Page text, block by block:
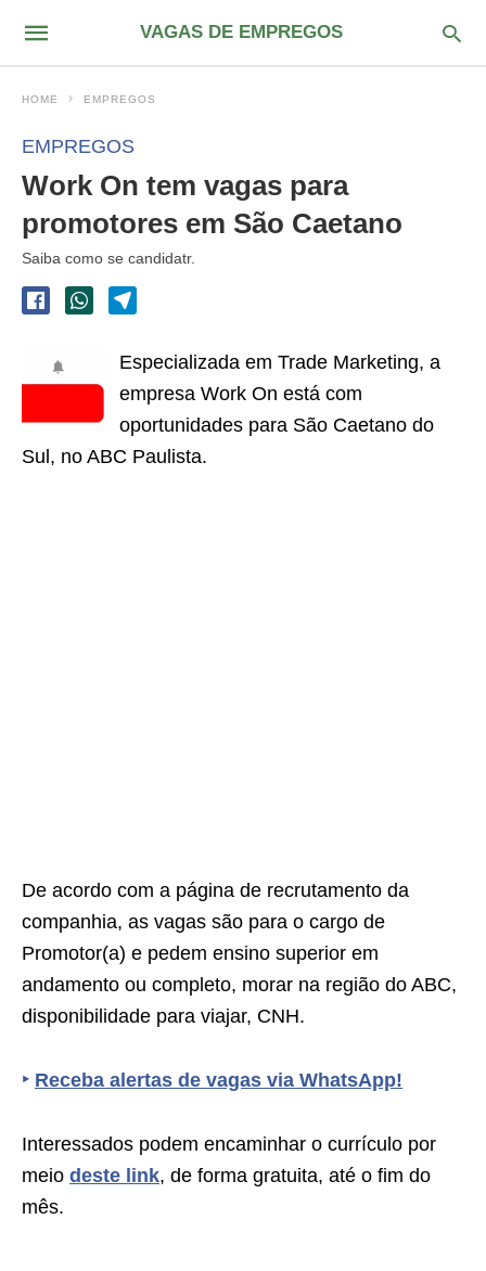
VAGAS DE EMPREGOS
HOME EMPREGOS
EMPREGOS
Work On tem vagas para
promotores em São Caetano
Saiba como se candidatr.
Especializada em Trade Marketing, a
empresa Work On está com
oportunidades para São Caetano do
Sul, no ABC Paulista.
De acordo com a página de recrutamento da
companhia, as vagas são para o cargo de
Promotor(a) e pedem ensino superior em
andamento ou completo, morar na região do ABC,
disponibilidade para viajar, CNH.
‣ Receba alertas de vagas via WhatsApp!
Interessados podem encaminhar o currículo por
meio deste link, de forma gratuita, até o fim do
mês.